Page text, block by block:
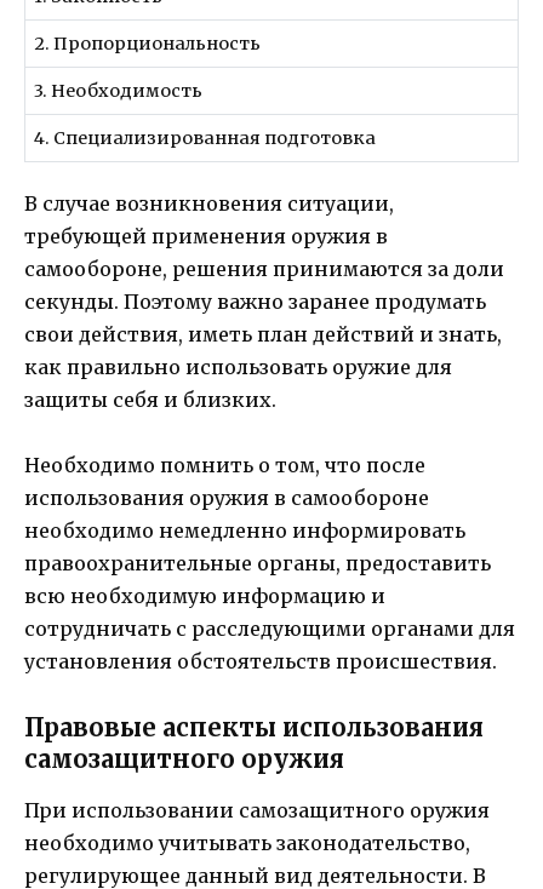
2. Пропорциональность
3. Необходимость
4. Специализированная подготовка
В случае возникновения ситуации,
требующей применения оружия в
самообороне, решения принимаются за доли
секунды. Поэтому важно заранее продумать
свои действия, иметь план действий и знать,
как правильно использовать оружие для
защиты себя и близких.
Необходимо помнить о том, что после
использования оружия в самообороне
необходимо немедленно информировать
правоохранительные органы, предоставить
всю необходимую информацию и
сотрудничать с расследующими органами для
установления обстоятельств происшествия.
Правовые аспекты использования
самозащитного оружия
При использовании самозащитного оружия
необходимо учитывать законодательство,
регулирующее данный вид деятельности. В